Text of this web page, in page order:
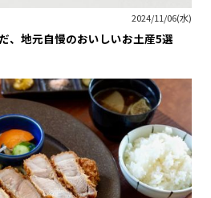
2024/11/06(水)
、地元自慢のおいしいお土産5選